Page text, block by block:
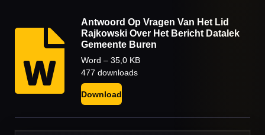
Antwoord Op Vragen Van Het Lid
Rajkowski Over Het Bericht Datalek
Gemeente Buren
Word – 35,0 KB
477 downloads
Download